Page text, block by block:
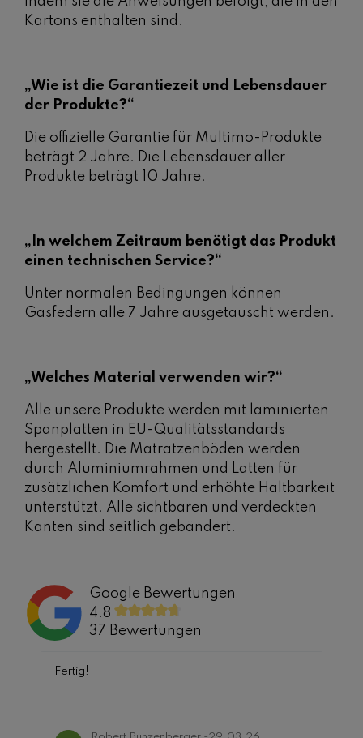
Kartons enthalten sind.
„Wie ist die Garantiezeit und Lebensdauer
der Produkte?“
Die offizielle Garantie für Multimo-Produkte
beträgt 2 Jahre. Die Lebensdauer aller
Produkte beträgt 10 Jahre.
„In welchem ​​Zeitraum benötigt das Produkt
einen technischen Service?“
Unter normalen Bedingungen können
Gasfedern alle 7 Jahre ausgetauscht werden.
„Welches Material verwenden wir?“
Alle unsere Produkte werden mit laminierten
Spanplatten in EU-Qualitätsstandards
hergestellt. Die Matratzenböden werden
durch Aluminiumrahmen und Latten für
zusätzlichen Komfort und erhöhte Haltbarkeit
unterstützt. Alle sichtbaren und verdeckten
Kanten sind seitlich gebändert.
Google Bewertungen
4.8
37 Bewertungen
Fertig!